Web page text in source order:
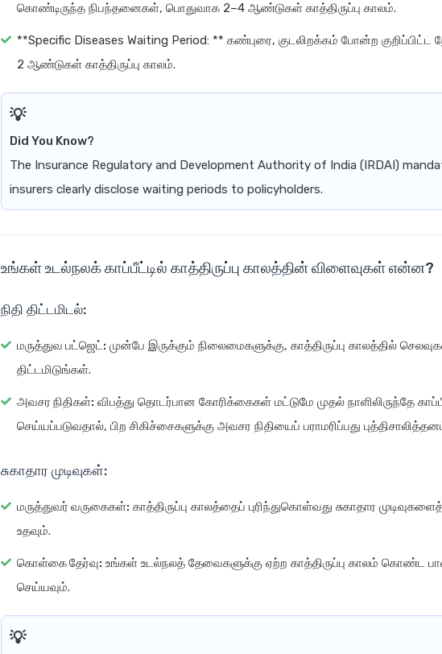
கொண்டிருந்த நிபந்தனைகள், பொதுவாக 2–4 ஆண்டுகள் காத்திருப்பு காலம்.
**Specific Diseases Waiting Period: ** கண்புரை, குடலிறக்கம் போன்ற குறிப்பிட்ட
2 ஆண்டுகள் காத்திருப்பு காலம்.
Did You Know?
The Insurance Regulatory and Development Authority of India (IRDAI)
insurers clearly disclose waiting periods to policyholders.
உங்கள் உடல்நலக் காப்பீட்டில் காத்திருப்பு காலத்தின் விளைவுகள் என்ன?
நிதி திட்டமிடல்:
மருத்துவ பட்ஜெட்: முன்பே இருக்கும் நிலைமைகளுக்கு, காத்திருப்பு காலத்தில்
திட்டமிடுங்கள்.
அவசர நிதிகள்: விபத்து தொடர்பான கோரிக்கைகள் மட்டுமே முதல் நாளிலிருந்தே
செய்யப்படுவதால், பிற சிகிச்சைகளுக்கு அவசர நிதியைப் பராமரிப்பது
சுகாதார முடிவுகள்:
மருத்துவர் வருகைகள்: காத்திருப்பு காலத்தைப் புரிந்துகொள்வது சுகாதார
உதவும்.
கொள்கை தேர்வு: உங்கள் உடல்நலத் தேவைகளுக்கு ஏற்ற காத்திருப்பு காலம் கொண்ட
செய்யவும்.